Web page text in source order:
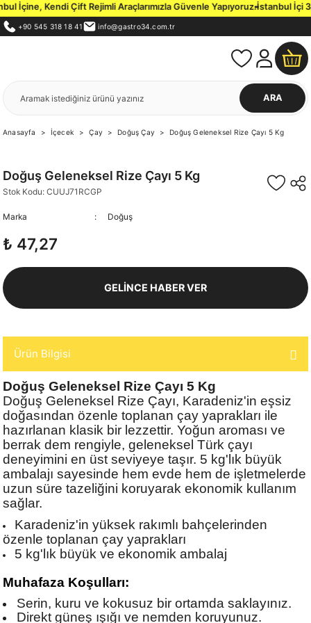
İçine, Kendi Çift Rejimli Araçlarımızla Güvenle Yapıyoruz.İstanbul İçi
+90 545 318 18 41 info@gastro34.com.tr
ARA
Anasayfa İçecek Çay Doğuş Çay Doğuş Geleneksel Rize Çayı 5 Kg
Doğuş Geleneksel Rize Çayı 5 Kg
Stok Kodu: CUUJ71RCGP
Marka Doğuş
₺ 47,27
GELİNCE HABER VER
Ürün Bilgisi
Doğuş Geleneksel Rize Çayı 5 Kg
Doğuş Geleneksel Rize Çayı, Karadeniz'in eşsiz
doğasından özenle toplanan çay yaprakları ile
hazırlanan klasik bir lezzettir. Yoğun aroması ve
berrak dem rengiyle, geleneksel Türk çayı
deneyimini en üst seviyeye taşır. 5 kg'lık büyük
ambalajı sayesinde hem evde hem de işletmelerde
uzun süre tazeliğini koruyarak ekonomik kullanım
sağlar.
Karadeniz'in yüksek rakımlı bahçelerinden
özenle toplanan çay yaprakları
5 kg'lık büyük ve ekonomik ambalaj
Muhafaza Koşulları:
Serin, kuru ve kokusuz bir ortamda saklayınız.
Direkt güneş ışığı ve nemden koruyunuz.